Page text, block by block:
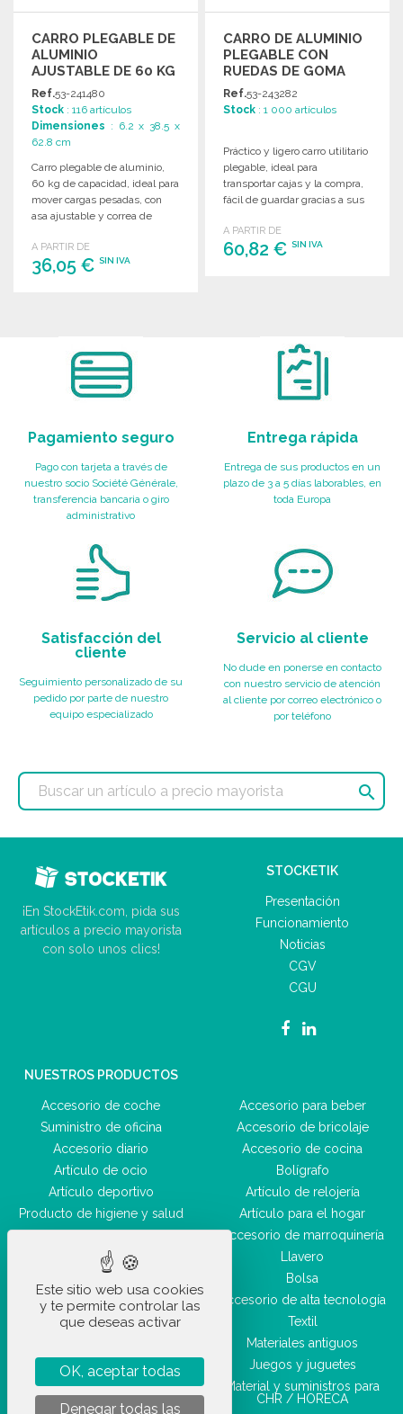
CARRO PLEGABLE DE
ALUMINIO
AJUSTABLE DE 60 KG
Ref.53-241480
Stock : 116 artículos
Dimensiones : 6.2 x 38.5 x
62.8 cm
Carro plegable de aluminio,
60 kg de capacidad, ideal para
mover cargas pesadas, con
asa ajustable y correa de
A PARTIR DE
36,05 € SIN IVA
CARRO DE ALUMINIO
PLEGABLE CON
RUEDAS DE GOMA
Ref.53-243282
Stock : 1 000 artículos
Práctico y ligero carro utilitario
plegable, ideal para
transportar cajas y la compra,
fácil de guardar gracias a sus
A PARTIR DE
60,82 €SIN IVA
Pagamiento seguro
Pago con tarjeta a través de
nuestro socio Société Générale,
transferencia bancaria o giro
administrativo
Entrega rápida
Entrega de sus productos en un
plazo de 3 a 5 días laborables, en
toda Europa
Satisfacción del
cliente
Seguimiento personalizado de su
pedido por parte de nuestro
equipo especializado
Servicio al cliente
No dude en ponerse en contacto
con nuestro servicio de atención
al cliente por correo electrónico o
por teléfono

¡En StockEtik.com, pida sus
artículos a precio mayorista
con solo unos clics!
STOCKETIK
Presentación
Funcionamiento
Noticias
CGV
CGU
NUESTROS PRODUCTOS
Accesorio de coche
Suministro de oficina
Accesorio diario
Artículo de ocio
Artículo deportivo
Producto de higiene y salud
Accesorio de belleza
Accesorio para beber
Accesorio de bricolaje
Accesorio de cocina
Bolígrafo
Artículo de relojería
Artículo para el hogar
Accesorio de marroquinería
Llavero
Bolsa
Accesorio de alta tecnología
Textil
Materiales antiguos
Juegos y juguetes
Material y suministros para
CHR / HORECA
Este sitio web usa cookies
y te permite controlar las
que deseas activar
OK, aceptar todas
Denegar todas las